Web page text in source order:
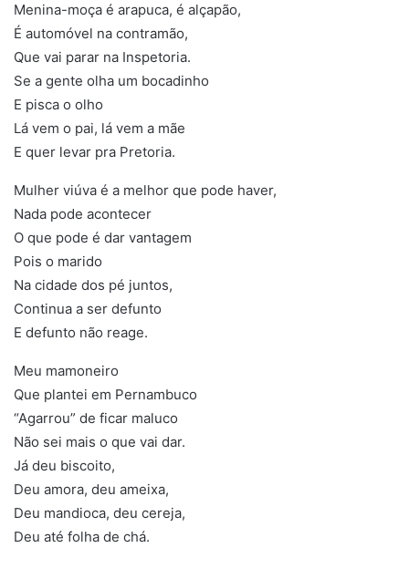
Menina-moça é arapuca, é alçapão,
É automóvel na contramão,
Que vai parar na Inspetoria.
Se a gente olha um bocadinho
E pisca o olho
Lá vem o pai, lá vem a mãe
E quer levar pra Pretoria.
Mulher viúva é a melhor que pode haver,
Nada pode acontecer
O que pode é dar vantagem
Pois o marido
Na cidade dos pé juntos,
Continua a ser defunto
E defunto não reage.
Meu mamoneiro
Que plantei em Pernambuco
“Agarrou” de ficar maluco
Não sei mais o que vai dar.
Já deu biscoito,
Deu amora, deu ameixa,
Deu mandioca, deu cereja,
Deu até folha de chá.